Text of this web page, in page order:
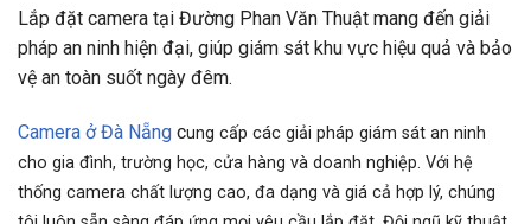
Lắp đặt camera tại Đường Phan Văn Thuật mang đến giải
pháp an ninh hiện đại, giúp giám sát khu vực hiệu quả và bảo
vệ an toàn suốt ngày đêm.
Camera ở Đà Nẵng cung cấp các giải pháp giám sát an ninh
cho gia đình, trường học, cửa hàng và doanh nghiệp. Với hệ
thống camera chất lượng cao, đa dạng và giá cả hợp lý, chúng